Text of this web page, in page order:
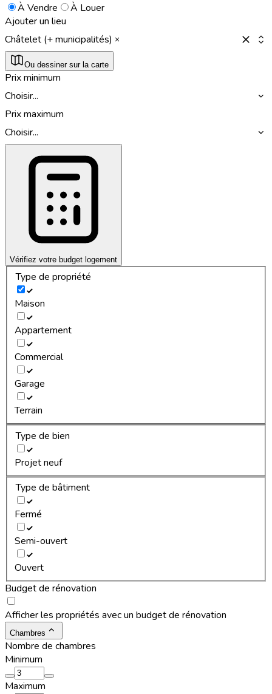
À Vendre
À Louer
Ajouter un lieu
Châtelet (+ municipalités)
Ou dessiner sur la carte
Prix minimum
Choisir...
Prix maximum
Choisir...
Vérifiez votre budget logement
Type de propriété
Maison
Appartement
Commercial
Garage
Terrain
Type de bien
Projet neuf
Type de bâtiment
Fermé
Semi-ouvert
Ouvert
Budget de rénovation
Afficher les propriétés avec un budget de rénovation
Chambres
Nombre de chambres
Minimum
Maximum